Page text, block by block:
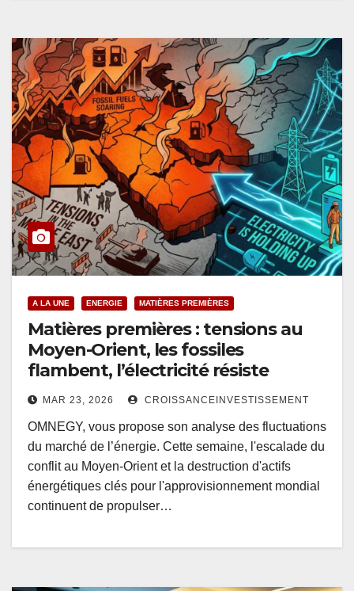
A LA UNE ENERGIE MATIÈRES PREMIÈRES
Matières premières : tensions au
Moyen-Orient, les fossiles
flambent, l’électricité résiste
MAR 23, 2026 CROISSANCEINVESTISSEMENT
OMNEGY, vous propose son analyse des fluctuations
du marché de l’énergie­. Cette semaine, l'escalade du
conflit au Moyen-Orient et la destruction d'actifs
énergétiques clés pour l'approvisionnement mondial
continuent de propulser…